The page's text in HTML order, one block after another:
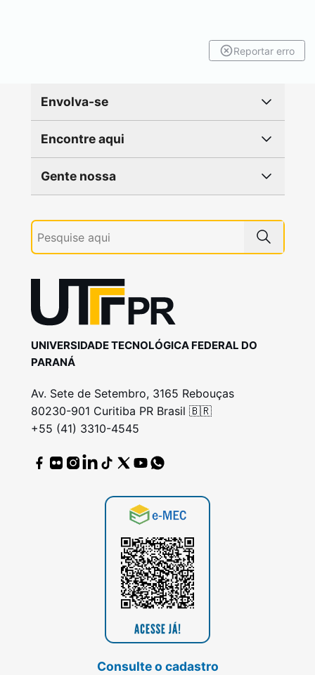
Reportar erro
Envolva-se
Encontre aqui
Gente nossa
UNIVERSIDADE TECNOLÓGICA FEDERAL DO
PARANÁ
Av. Sete de Setembro, 3165 Rebouças
80230-901 Curitiba PR Brasil 🇧🇷
+55 (41) 3310-4545
Consulte o cadastro